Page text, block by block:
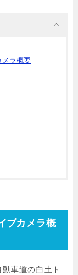
ラ概要
ブカメラ概
車道の白土ト